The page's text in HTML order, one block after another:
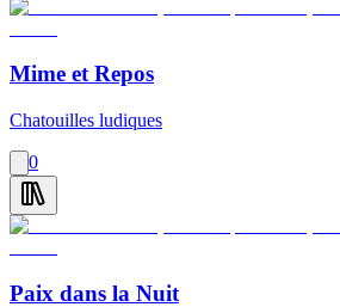
Mime et Repos
Chatouilles ludiques
0
Paix dans la Nuit